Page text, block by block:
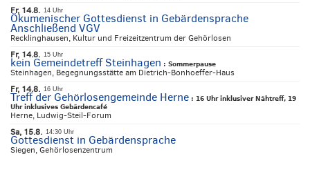
Fr, 14.8. 14 Uhr
Ökumenischer Gottesdienst in Gebärdensprache
Anschließend VGV
Recklinghausen, Kultur und Freizeitzentrum der Gehörlosen
Fr, 14.8. 15 Uhr
kein Gemeindetreff Steinhagen : Sommerpause
Steinhagen, Begegnungsstätte am Dietrich-Bonhoeffer-Haus
Fr, 14.8. 16 Uhr
Treff der Gehörlosengemeinde Herne : 16 Uhr inklusiver Nähtreff, 19
Uhr inklusives Gebärdencafé
Herne, Ludwig-Steil-Forum
Sa, 15.8. 14:30 Uhr
Gottesdienst in Gebärdensprache
Siegen, Gehörlosenzentrum